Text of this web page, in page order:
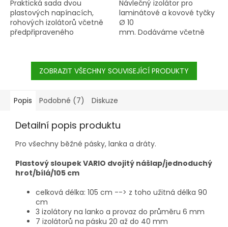
Praktická sada dvou
plastových napínacích,
rohových izolátorů včetně
předpřipraveného
Vhodné pro lano do Ø 8
mm, ocelový drát nebo
Horse Wire drát. Pro rohové
průměru 160 mm.
Návlečný izolátor pro
laminátové a kovové tyčky
Ø 10
mm. Dodáváme včetně
izolátoru na tyčku v
požadované výšce.
ZOBRAZIT VŠECHNY SOUVISEJÍCÍ PRODUKTY
Popis Podobné (7) Diskuze
Detailní popis produktu
Pro všechny běžné pásky, lanka a dráty.
Plastový sloupek VARIO dvojitý nášlap/jednoduchý
hrot/bílá/105 cm
celková délka: 105 cm --> z toho užitná délka 90
cm
3 izolátory na lanko a provaz do průměru 6 mm
7 izolátorů na pásku 20 až do 40 mm